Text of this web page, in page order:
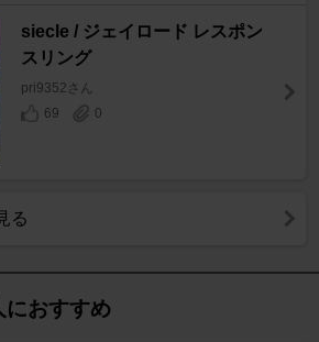
siecle / ジェイロード レスポン
スリング
pri9352さん
69
0
る
におすすめ